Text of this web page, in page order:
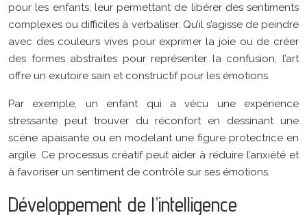
pour les enfants, leur permettant de libérer des sentiments
complexes ou difficiles à verbaliser. Qu’il s’agisse de peindre
avec des couleurs vives pour exprimer la joie ou de créer
des formes abstraites pour représenter la confusion, l’art
offre un exutoire sain et constructif pour les émotions.
Par exemple, un enfant qui a vécu une expérience
stressante peut trouver du réconfort en dessinant une
scène apaisante ou en modelant une figure protectrice en
argile. Ce processus créatif peut aider à réduire l’anxiété et
à favoriser un sentiment de contrôle sur ses émotions.
Développement de l’intelligence